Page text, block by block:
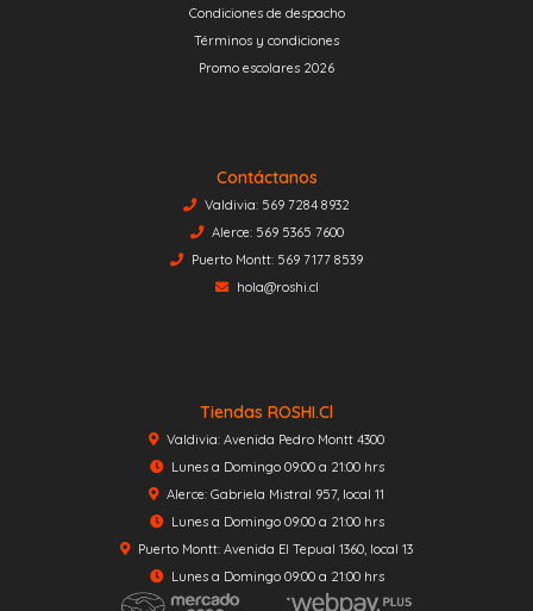
Condiciones de despacho
Términos y condiciones
Promo escolares 2026
Contáctanos
Valdivia: 569 7284 8932
Alerce: 569 5365 7600
Puerto Montt: 569 7177 8539
hola@roshi.cl
Tiendas ROSHI.cl
Valdivia: Avenida Pedro Montt 4300
Lunes a Domingo 09:00 a 21:00 hrs
Alerce: Gabriela Mistral 957, local 11
Lunes a Domingo 09:00 a 21:00 hrs
Puerto Montt: Avenida El Tepual 1360, local 13
Lunes a Domingo 09:00 a 21:00 hrs